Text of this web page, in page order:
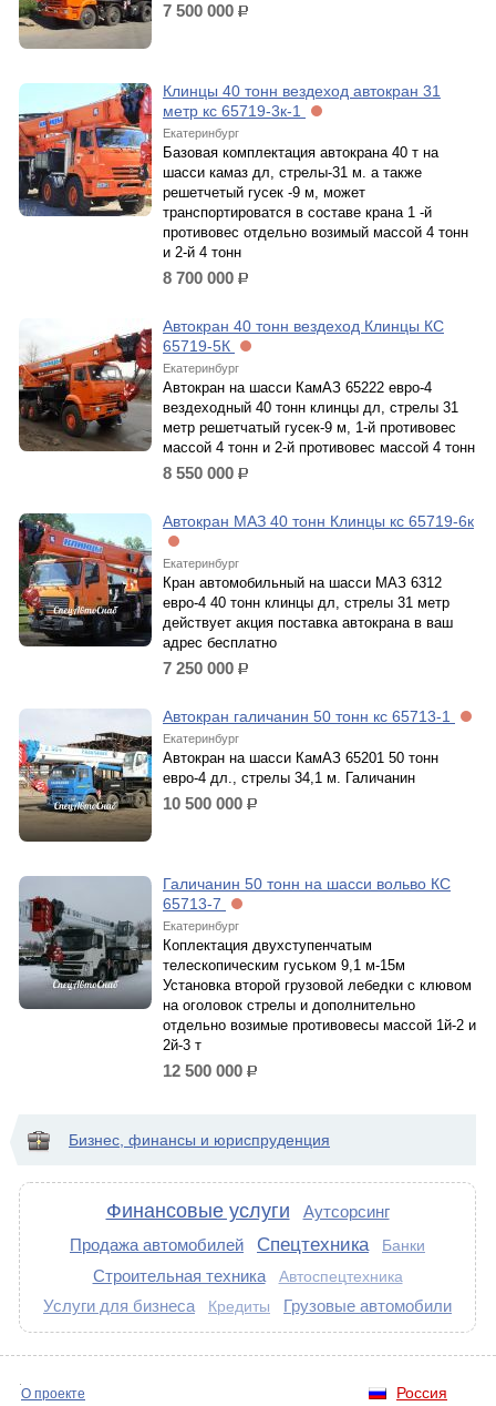
7 500 000 р.
Клинцы 40 тонн вездеход автокран 31
метр кс 65719-3к-1
Екатеринбург
Базовая комплектация автокрана 40 т на
шасси камаз дл, стрелы-31 м. а также
решетчетый гусек -9 м, может
транспортироватся в составе крана 1 -й
противовес отдельно возимый массой 4 тонн
и 2-й 4 тонн
8 700 000 р.
Автокран 40 тонн вездеход Клинцы КС
65719-5К
Екатеринбург
Автокран на шасси КамАЗ 65222 евро-4
вездеходный 40 тонн клинцы дл, стрелы 31
метр решетчатый гусек-9 м, 1-й противовес
массой 4 тонн и 2-й противовес массой 4 тонн
8 550 000 р.
Автокран МАЗ 40 тонн Клинцы кс 65719-6к
Екатеринбург
Кран автомобильный на шасси МАЗ 6312
евро-4 40 тонн клинцы дл, стрелы 31 метр
действует акция поставка автокрана в ваш
адрес бесплатно
7 250 000 р.
Автокран галичанин 50 тонн кс 65713-1
Екатеринбург
Автокран на шасси КамАЗ 65201 50 тонн
евро-4 дл., стрелы 34,1 м. Галичанин
10 500 000 р.
Галичанин 50 тонн на шасси вольво КС
65713-7
Екатеринбург
Коплектация двухступенчатым
телескопическим гуськом 9,1 м-15м
Установка второй грузовой лебедки с клювом
на оголовок стрелы и дополнительно
отдельно возимые противовесы массой 1й-2 и
2й-3 т
12 500 000 р.
Бизнес, финансы и юриспруденция
Финансовые услуги
Аутсорсинг
Продажа автомобилей
Спецтехника Банки
Строительная техника Автоспецтехника
Услуги для бизнеса Кредиты Грузовые автомобили
Россия
О проекте